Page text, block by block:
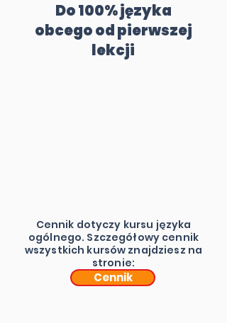
Do 100% języka
obcego od pierwszej
lekcji
Cennik dotyczy kursu języka
ogólnego. Szczegółowy cennik
wszystkich kursów znajdziesz na
stronie:
Cennik